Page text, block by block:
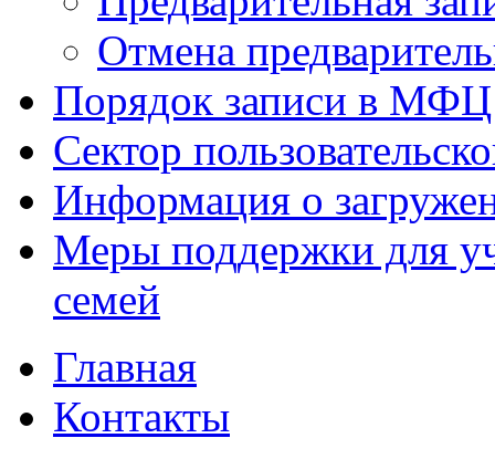
Отмена
Порядок записи в МФЦ
Сектор
Информация о
Меры поддержки для
семей
Главная
Контакты